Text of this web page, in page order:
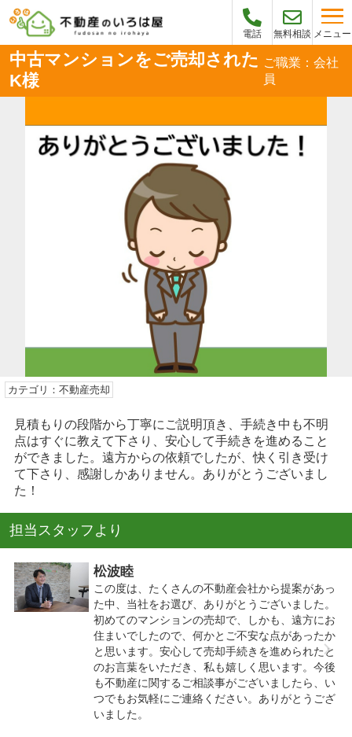
電話 無料相談 メニュー
中古マンションをご売却された
K様
ご職業：会社
員
カテゴリ：不動産売却
見積もりの段階から丁寧にご説明頂き、手続き中も不明
点はすぐに教えて下さり、安心して手続きを進めること
ができました。遠方からの依頼でしたが、快く引き受け
て下さり、感謝しかありません。ありがとうございまし
た！
担当スタッフより
松波睦
この度は、たくさんの不動産会社から提案があっ
た中、当社をお選び、ありがとうございました。
初めてのマンションの売却で、しかも、遠方にお
住まいでしたので、何かとご不安な点があったか
と思います。安心して売却手続きを進められたと
のお言葉をいただき、私も嬉しく思います。今後
も不動産に関するご相談事がございましたら、い
つでもお気軽にご連絡ください。ありがとうござ
いました。